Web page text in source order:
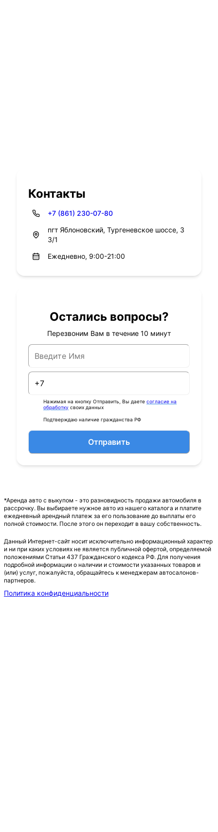
Контакты
+7 (861) 230-07-80
пгт Яблоновский, Тургеневское шоссе, 3
3/1
Ежедневно, 9:00-21:00
Остались вопросы?
Перезвоним Вам в течение 10 минут
Нажимая на кнопку Отправить, Вы даете согласие на
обработку своих данных
Подтверждаю наличие гражданства РФ
Отправить
*Аренда авто с выкупом - это разновидность продажи автомобиля в
рассрочку. Вы выбираете нужное авто из нашего каталога и платите
ежедневный арендный платеж за его пользование до выплаты его
полной стоимости. После этого он переходит в вашу собственность.
Данный Интернет-сайт носит исключительно информационный характер
и ни при каких условиях не является публичной офертой, определяемой
положениями Статьи 437 Гражданского кодекса РФ. Для получения
подробной информации о наличии и стоимости указанных товаров и
(или) услуг, пожалуйста, обращайтесь к менеджерам автосалонов-
партнеров.
Политика конфиденциальности